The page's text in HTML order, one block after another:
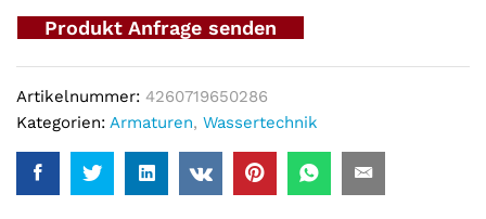
Produkt Anfrage senden
Artikelnummer: 4260719650286
Kategorien: Armaturen, Wassertechnik